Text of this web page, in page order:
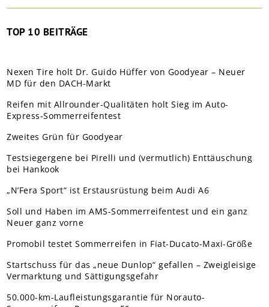
TOP 10 BEITRÄGE
Nexen Tire holt Dr. Guido Hüffer von Goodyear – Neuer
MD für den DACH-Markt
Reifen mit Allrounder-Qualitäten holt Sieg im Auto-
Express-Sommerreifentest
Zweites Grün für Goodyear
Testsiegergene bei Pirelli und (vermutlich) Enttäuschung
bei Hankook
„N’Fera Sport“ ist Erstausrüstung beim Audi A6
Soll und Haben im AMS-Sommerreifentest und ein ganz
Neuer ganz vorne
Promobil testet Sommerreifen in Fiat-Ducato-Maxi-Größe
Startschuss für das „neue Dunlop“ gefallen – Zweigleisige
Vermarktung und Sättigungsgefahr
50.000-km-Laufleistungsgarantie für Norauto-